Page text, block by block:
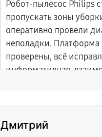
Робот-пылесос Philips
пропускать зоны
оперативно провели
неполадки.
проверены, всё
информативная,
Дмитрий